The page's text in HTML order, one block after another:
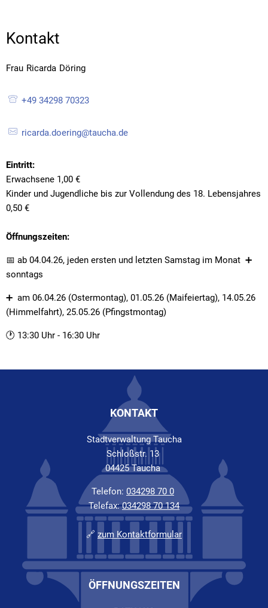
Kontakt
Frau Ricarda Döring
+49 34298 70323
ricarda.doering@taucha.de
Eintritt:
Erwachsene 1,00 €
Kinder und Jugendliche bis zur Vollendung des 18. Lebensjahres
0,50 €
Öffnungszeiten:
📅 ab 04.04.26, jeden ersten und letzten Samstag im Monat ➕
sonntags
➕ am 06.04.26 (Ostermontag), 01.05.26 (Maifeiertag), 14.05.26
(Himmelfahrt), 25.05.26 (Pfingstmontag)
🕐 13:30 Uhr - 16:30 Uhr
KONTAKT
Stadtverwaltung Taucha
Schloßstr. 13
04425 Taucha
Telefon: 034298 70 0
Telefax:034298 70 134
🔗 zum Kontaktformular
ÖFFNUNGSZEITEN